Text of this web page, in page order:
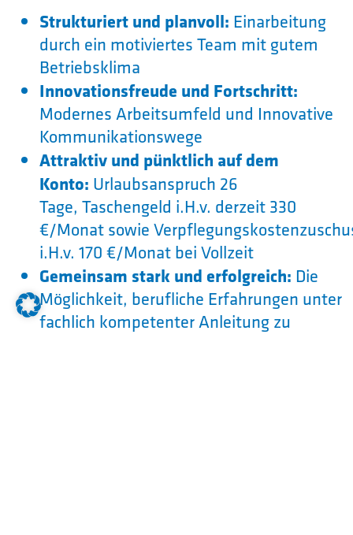
Strukturiert und planvoll: Einarbeitung
durch ein motiviertes Team mit gutem
Betriebsklima
Innovationsfreude und Fortschritt:
Modernes Arbeitsumfeld und Innovative
Kommunikationswege
Attraktiv und pünktlich auf dem
Konto: Urlaubsanspruch 26
Tage, Taschengeld i.H.v. derzeit 330
€/Monat sowie
i.H.v. 170 €/Monat bei Vollzeit
Gemeinsam stark und erfolgreich: Die
Möglichkeit, berufliche Erfahrungen unter
fachlich kompetenter Anleitung zu